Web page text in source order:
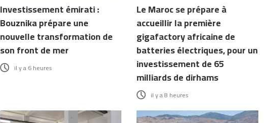
Investissement émirati :
Bouznika prépare une
nouvelle transformation de
son front de mer
il y a 6 heures
Le Maroc se prépare à
accueillir la première
gigafactory africaine de
batteries électriques, pour un
investissement de 65
milliards de dirhams
il y a 8 heures